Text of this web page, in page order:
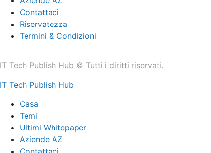
Contattaci
Riservatezza
Termini & Condizioni
IT Tech Publish Hub © Tutti i diritti riservati.
IT Tech Publish Hub
Casa
Temi
Ultimi Whitepaper
Aziende AZ